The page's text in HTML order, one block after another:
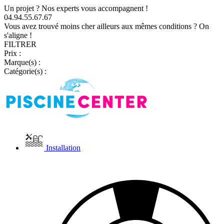
Un projet ? Nos experts vous accompagnent !
04.94.55.67.67
Vous avez trouvé moins cher ailleurs aux mêmes conditions ? On
s'aligne !
FILTRER
Prix :
Marque(s) :
Catégorie(s) :
Installation